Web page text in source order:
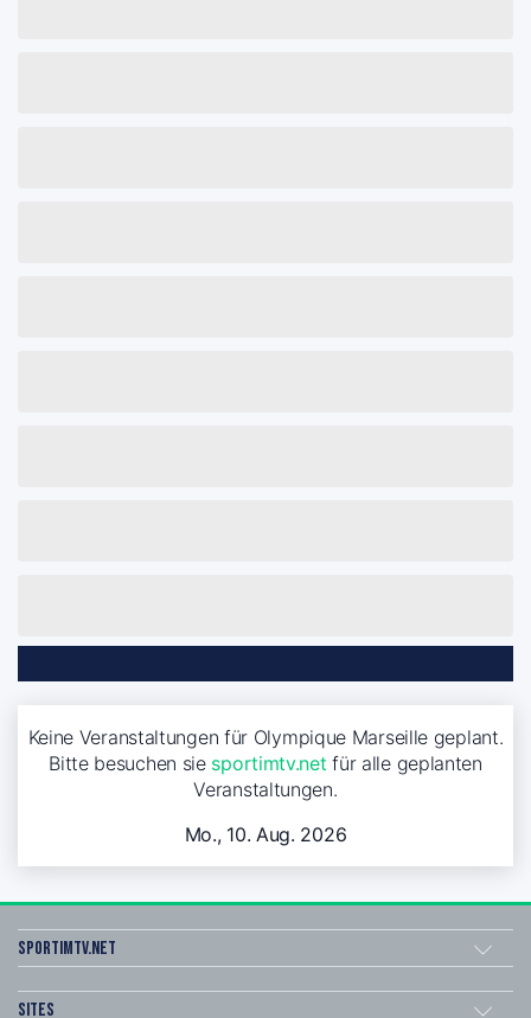
Keine Veranstaltungen für Olympique Marseille geplant.
Bitte besuchen sie sportimtv.net für alle geplanten
Veranstaltungen.
Mo., 10. Aug. 2026
sportimtv.net
Sites